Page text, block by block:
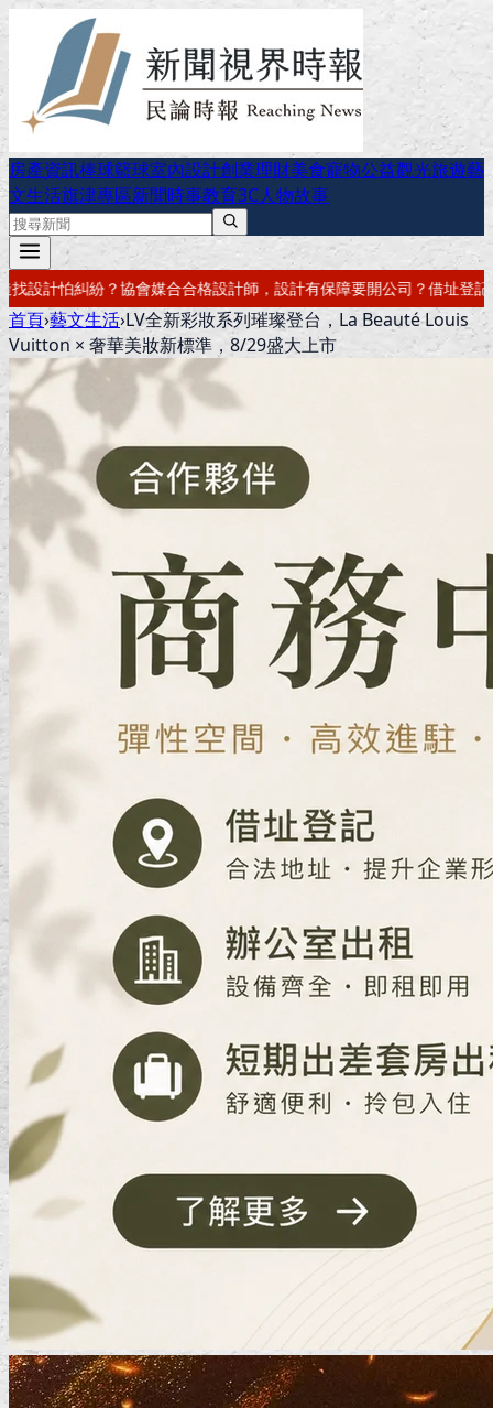
房產資訊棒球籃球室內設計創業理財美食寵物公益觀光旅遊藝
文生活旗津專區新聞時事教育3C人物故事
計有保障要開公司？借址登記・公司設立・工商登記一次辦好記帳報
首頁›藝文生活›LV全新彩妝系列璀璨登台，La Beauté Louis
Vuitton × 奢華美妝新標準，8/29盛大上市